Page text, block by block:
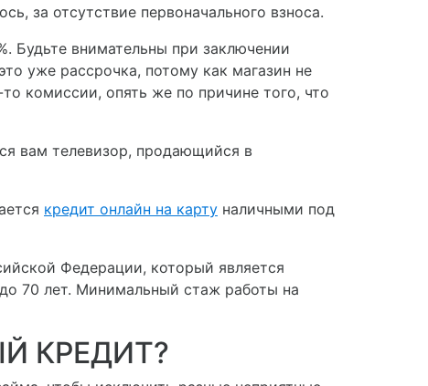
за отсутствие первоначального взноса.
Будьте внимательны при заключении
уже рассрочка, потому как магазин не
комиссии, опять же по причине того, что
вам телевизор, продающийся в
кредит онлайн на карту наличными под
Федерации, который является
70 лет. Минимальный стаж работы на
КРЕДИТ?